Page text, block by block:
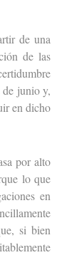
de una
de las
de junio y,
en dicho
por alto
lo que
en
si bien